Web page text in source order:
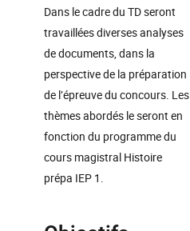
Dans le cadre du TD seront
travaillées diverses analyses
de documents, dans la
perspective de la préparation
de l’épreuve du concours. Les
thèmes abordés le seront en
fonction du programme du
cours magistral Histoire
prépa IEP 1.